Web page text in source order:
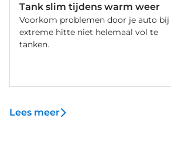
Tank slim tijdens warm weer
Voorkom problemen door je auto bij
extreme hitte niet helemaal vol te
tanken.
Lees meer